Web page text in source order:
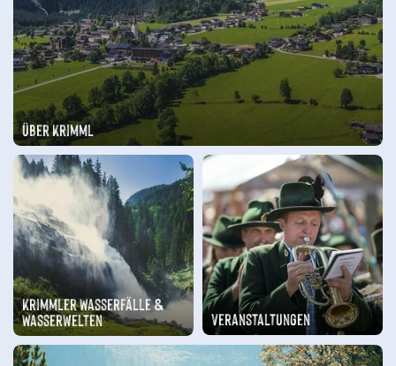
Über Krimml
Krimmler Wasserfälle &
Wasserwelten Veranstaltungen